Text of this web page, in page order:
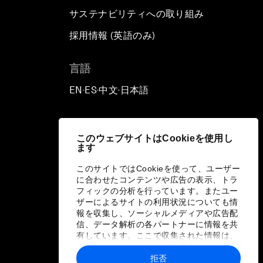
このウェブサイトはCookieを使用し
ます
このサイトではCookieを使って、ユーザー
に合わせたコンテンツや広告の表示、トラ
フィックの分析を行っています。またユー
ザーによるサイトの利用状況についても情
報を収集し、ソーシャルメディアや広告配
信、データ解析の各パートナーに情報を共
有しています。ここで収集された情報は、
ユーザーが各パートナーに提供した他の情
報や各パートナーのサービスを使用した際
拒否
サステナビリティへの取り組み
採用情報 (英語のみ)
言語
EN ▪ES▪中文▪ 日本語